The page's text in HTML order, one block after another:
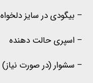
– بیگودی در سایز دلخواه
– اسپری حالت دهنده
– سشوار (در صورت نیاز)